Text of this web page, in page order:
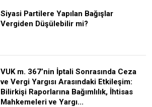
Siyasi Partilere Yapılan Bağışlar
Vergiden Düşülebilir mi?
VUK m. 367’nin İptali Sonrasında Ceza
ve Vergi Yargısı Arasındaki Etkileşim:
Bilirkişi Raporlarına Bağımlılık, İhtisas
Mahkemeleri ve Yargı...